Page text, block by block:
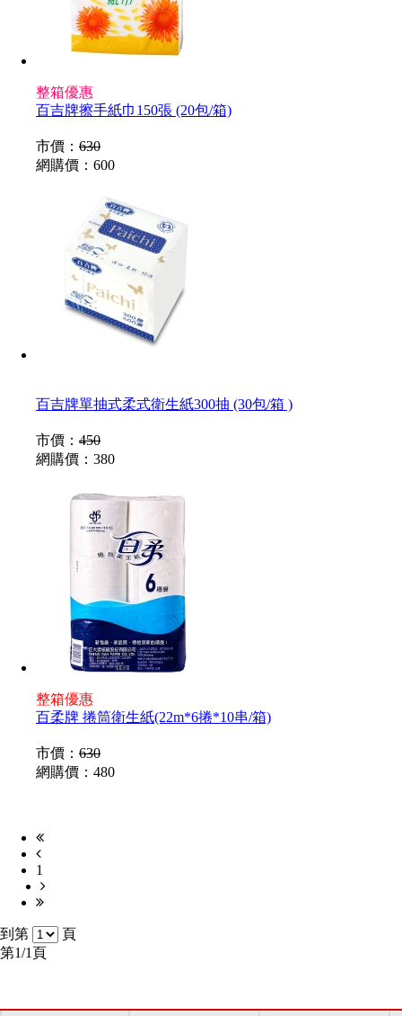
整箱優惠
百吉牌擦手紙巾150張 (20包/箱)
市價： 630
網購價： 600
百吉牌單抽式柔式衛生紙300抽 (30包/箱 )
市價： 450
網購價： 380
整箱優惠
百柔牌 捲筒衛生紙(22m*6捲*10串/箱)
市價： 630
網購價： 480
1
到第
頁
第1/1頁